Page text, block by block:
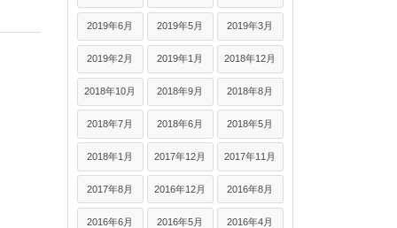
2019年6月 2019年5月 2019年3月
2019年2月 2019年1月 2018年12月
2018年10月 2018年9月 2018年8月
2018年7月 2018年6月 2018年5月
2018年1月 2017年12月 2017年11月
2017年8月 2016年12月 2016年8月
2016年6月 2016年5月 2016年4月